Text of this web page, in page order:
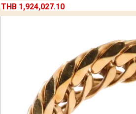
THB 1,924,027.10